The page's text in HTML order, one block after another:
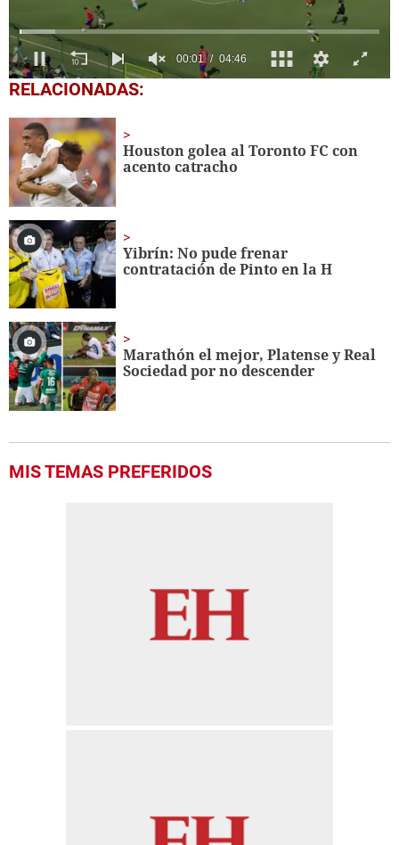
0
seconds
4
minutes,
46
seconds
RELACIONADAS:
Houston golea al Toronto FC con
acento catracho
Yibrín: No pude frenar
contratación de Pinto en la H
Marathón el mejor, Platense y Real
Sociedad por no descender
MIS TEMAS PREFERIDOS